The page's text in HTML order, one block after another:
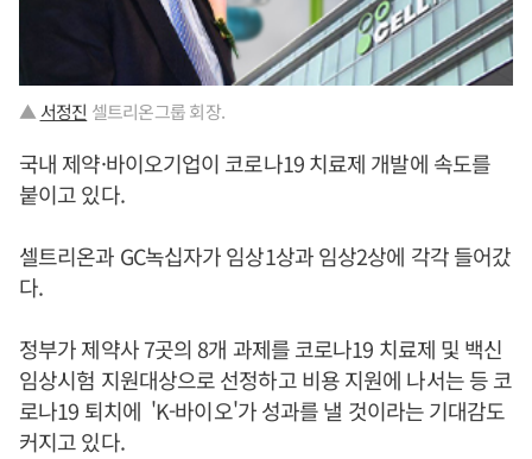
▲서정진 셀트리온그룹 회장.
국내 제약·바이오기업이 코로나19 치료제 개발에 속도를
붙이고 있다.
셀트리온과 GC녹십자가 임상1상과 임상2상에 각각 들어갔
다.
정부가 제약사 7곳의 8개 과제를 코로나19 치료제 및 백신
임상시험 지원대상으로 선정하고 비용 지원에 나서는 등 코
로나19 퇴치에 'K-바이오'가 성과를 낼 것이라는 기대감도
커지고 있다.